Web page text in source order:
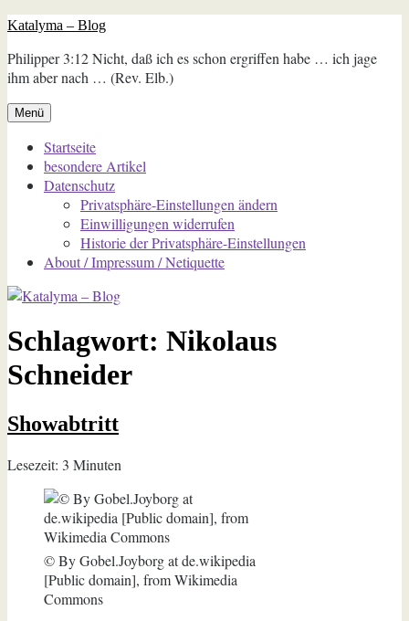
Zum
springen
Katalyma – Blog
Philipper 3:12 Nicht, daß ich es schon ergriffen habe … ich jage
ihm aber nach … (Rev. Elb.)
Menü
Startseite
besondere Artikel
Datenschutz
Privatsphäre-Einstellungen ändern
Einwilligungen widerrufen
Historie der Privatsphäre-Einstellungen
About / Impressum / Netiquette
Schlagwort: Nikolaus
Schneider
Showabtritt
Lesezeit: 3 Minuten
© By Gobel.Joyborg at de.wikipedia
[Public domain], from Wikimedia
Commons